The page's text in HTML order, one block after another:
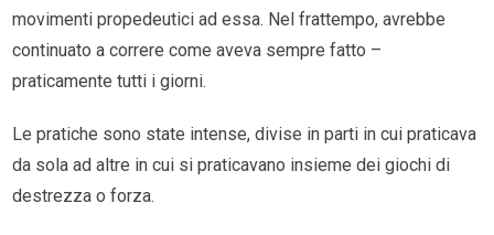
movimenti propedeutici ad essa. Nel frattempo, avrebbe
continuato a correre come aveva sempre fatto –
praticamente tutti i giorni.
Le pratiche sono state intense, divise in parti in cui praticava
da sola ad altre in cui si praticavano insieme dei giochi di
destrezza o forza.